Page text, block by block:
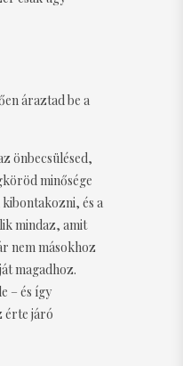
áraztad be a
önbecsülésed,
minősége
kibontakozni, és a
mindaz, amit
nem másokhoz
magadhoz.
– és így
érte járó